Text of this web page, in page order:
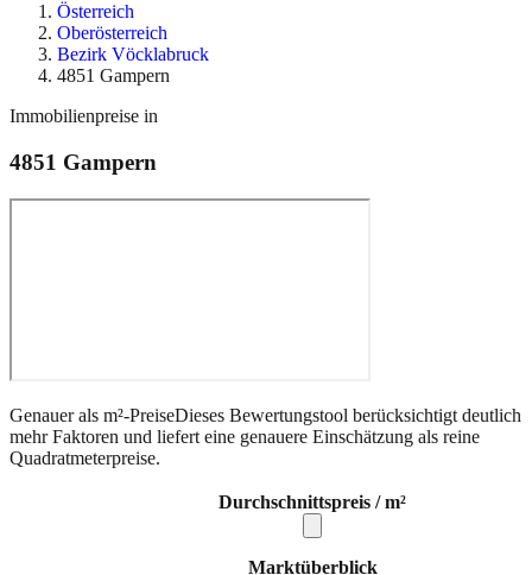
Österreich
Oberösterreich
Bezirk Vöcklabruck
4851 Gampern
Immobilienpreise in
4851 Gampern
Genauer als m²-PreiseDieses Bewertungstool berücksichtigt deutlich
mehr Faktoren und liefert eine genauere Einschätzung als reine
Quadratmeterpreise.
Durchschnittspreis / m²
Marktüberblick